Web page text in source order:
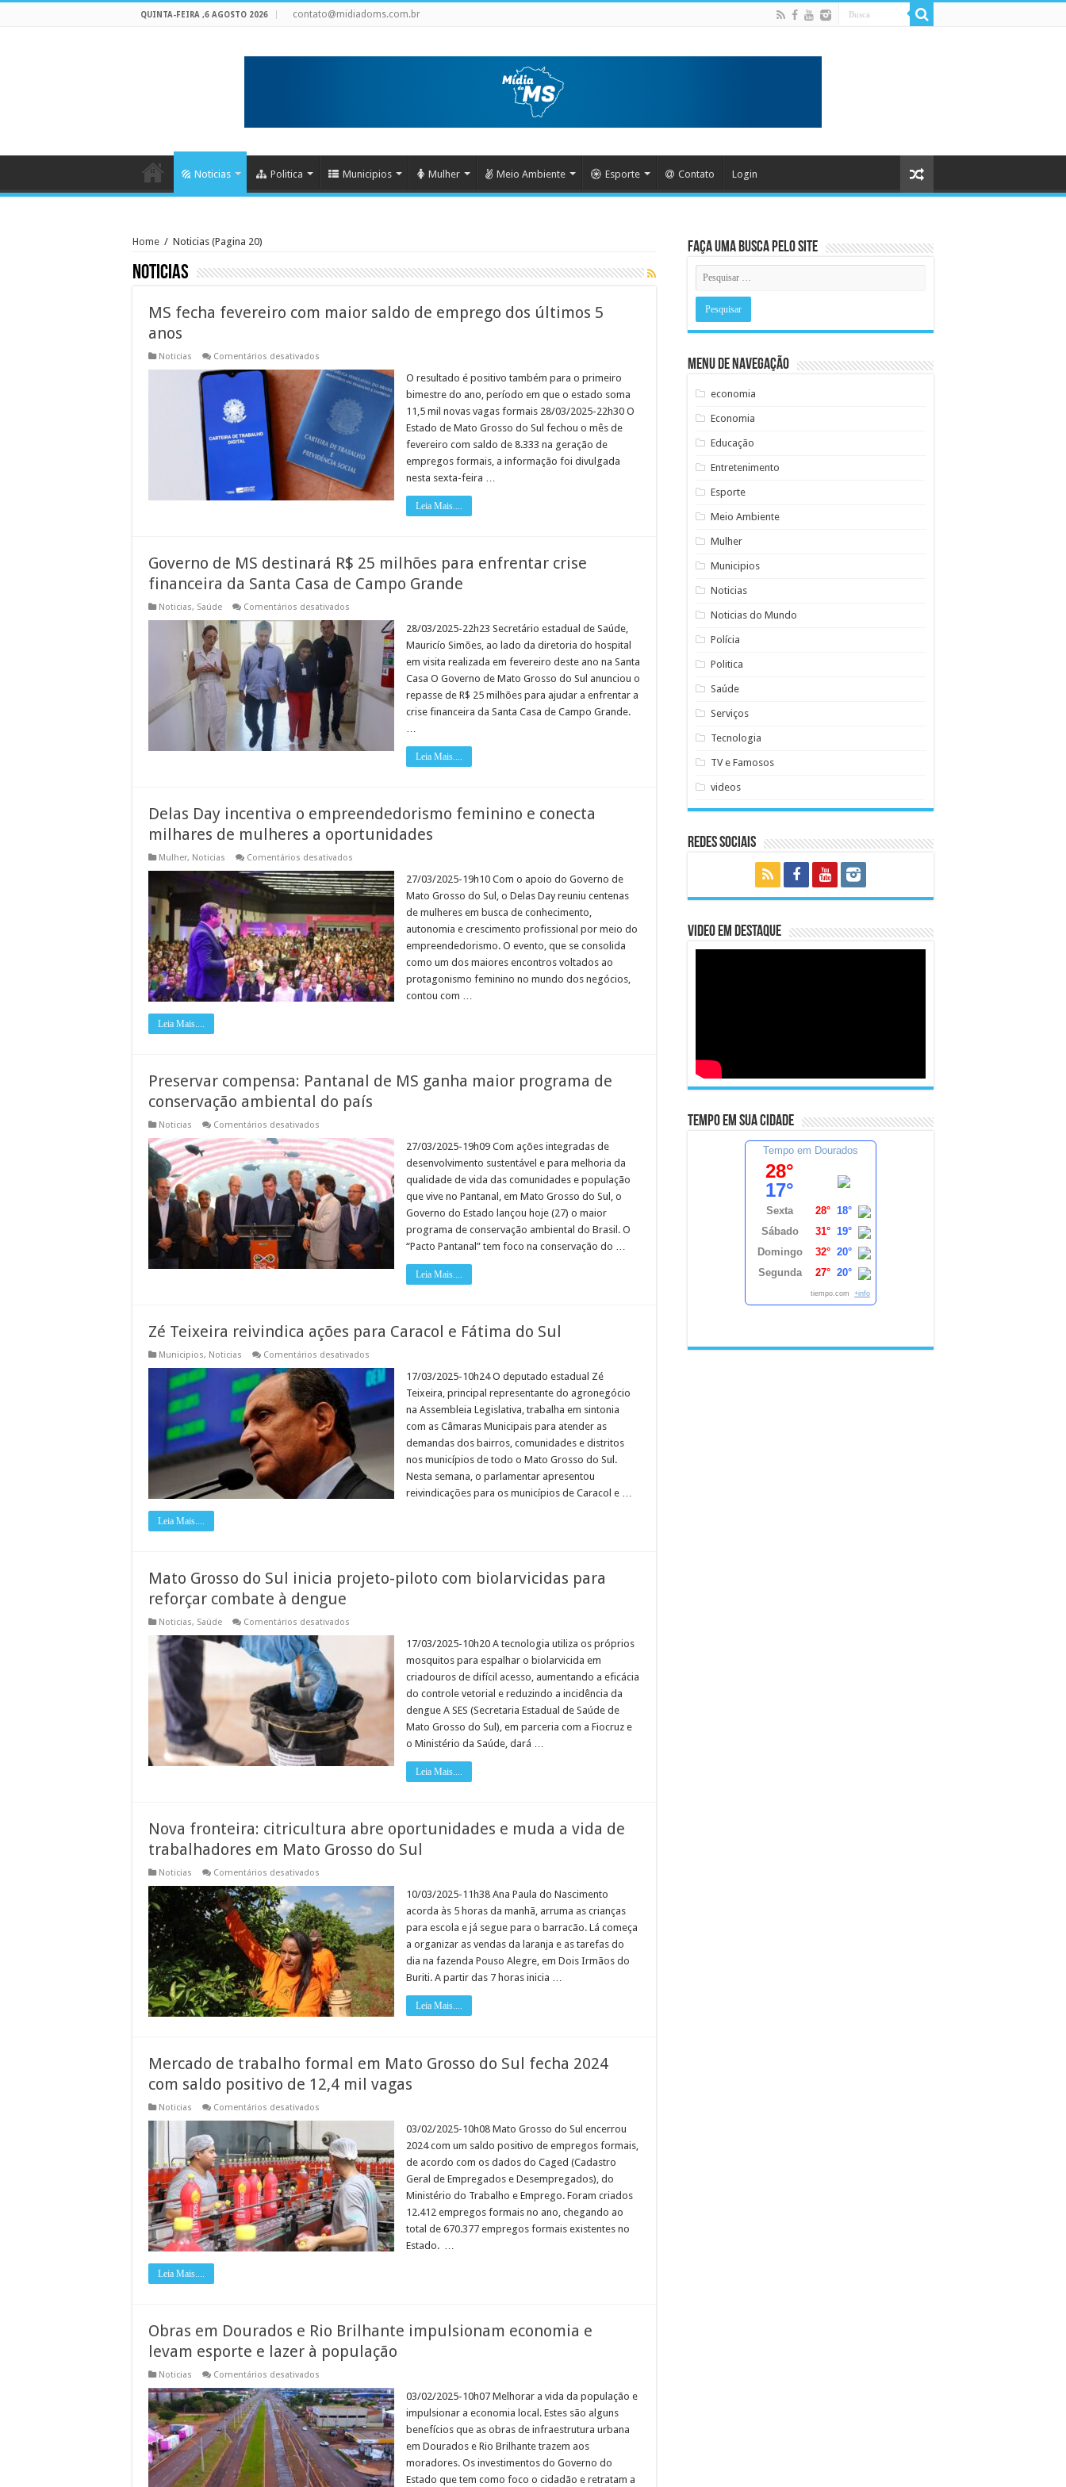
QUINTA-FEIRA ,6 AGOSTO 2026 contato@midiadoms.com.br
Noticias Politica Municipios Mulher Meio Ambiente Esporte Contato Login
Home / Noticias (Pagina 20)
Noticias
MS fecha fevereiro com maior saldo de emprego dos últimos 5
anos
Noticias Comentários desativados
fecha
fevereiro
maior
saldo
de
emprego
dos
últimos
5
anos
O resultado é positivo também para o primeiro
bimestre do ano, período em que o estado soma
11,5 mil novas vagas formais 28/03/2025-22h30 O
Estado de Mato Grosso do Sul fechou o mês de
fevereiro com saldo de 8.333 na geração de
empregos formais, a informação foi divulgada
nesta sexta-feira …
Leia Mais....
Governo de MS destinará R$ 25 milhões para enfrentar crise
financeira da Santa Casa de Campo Grande
Noticias, Saúde Comentários desativados
destinará
R$
25
milhões
para
enfrentar
crise
financeira
da
Santa
Casa
28/03/2025-22h23 Secretário estadual de Saúde,
Mauricío Simões, ao lado da diretoria do hospital
em visita realizada em fevereiro deste ano na Santa
Casa O Governo de Mato Grosso do Sul anunciou o
repasse de R$ 25 milhões para ajudar a enfrentar a
crise financeira da Santa Casa de Campo Grande.
…
Leia Mais....
Delas Day incentiva o empreendedorismo feminino e conecta
milhares de mulheres a oportunidades
Mulher, Noticias Comentários desativados
Day
incentiva
o
empreendedorismo
feminino
e
conecta
milhares
de
mulheres
a
oportunidades
27/03/2025-19h10 Com o apoio do Governo de
Mato Grosso do Sul, o Delas Day reuniu centenas
de mulheres em busca de conhecimento,
autonomia e crescimento profissional por meio do
empreendedorismo. O evento, que se consolida
como um dos maiores encontros voltados ao
protagonismo feminino no mundo dos negócios,
contou com …
Leia Mais....
Preservar compensa: Pantanal de MS ganha maior programa de
conservação ambiental do país
Noticias Comentários desativados
compensa:
Pantanal
de
MS
ganha
maior
programa
de
conservação
ambiental
país
27/03/2025-19h09 Com ações integradas de
desenvolvimento sustentável e para melhoria da
qualidade de vida das comunidades e população
que vive no Pantanal, em Mato Grosso do Sul, o
Governo do Estado lançou hoje (27) o maior
programa de conservação ambiental do Brasil. O
“Pacto Pantanal” tem foco na conservação do …
Leia Mais....
Zé Teixeira reivindica ações para Caracol e Fátima do Sul
Municipios, Noticias Comentários desativados
Teixeira
reivindica
ações
para
Caracol
e
Sul
17/03/2025-10h24 O deputado estadual Zé
Teixeira, principal representante do agronegócio
na Assembleia Legislativa, trabalha em sintonia
com as Câmaras Municipais para atender as
demandas dos bairros, comunidades e distritos
nos municípios de todo o Mato Grosso do Sul.
Nesta semana, o parlamentar apresentou
reivindicações para os municípios de Caracol e …
Leia Mais....
Mato Grosso do Sul inicia projeto-piloto com biolarvicidas para
reforçar combate à dengue
Noticias, Saúde Comentários desativados
inicia
piloto
com
biolarvicidas
para
reforçar
à
dengue
17/03/2025-10h20 A tecnologia utiliza os próprios
mosquitos para espalhar o biolarvicida em
criadouros de difícil acesso, aumentando a eficácia
do controle vetorial e reduzindo a incidência da
dengue A SES (Secretaria Estadual de Saúde de
Mato Grosso do Sul), em parceria com a Fiocruz e
o Ministério da Saúde, dará …
Leia Mais....
Nova fronteira: citricultura abre oportunidades e muda a vida de
trabalhadores em Mato Grosso do Sul
Noticias Comentários desativados
fronteira:
citricultura
abre
oportunidades
e
muda
a
vida
de
trabalhadores
em
Mato
Grosso
10/03/2025-11h38 Ana Paula do Nascimento
acorda às 5 horas da manhã, arruma as crianças
para escola e já segue para o barracão. Lá começa
a organizar as vendas da laranja e as tarefas do
dia na fazenda Pouso Alegre, em Dois Irmãos do
Buriti. A partir das 7 horas inicia …
Leia Mais....
Mercado de trabalho formal em Mato Grosso do Sul fecha 2024
com saldo positivo de 12,4 mil vagas
Noticias Comentários desativados
trabalho
formal
em
Mato
Grosso
do
Sul
fecha
2024
com
saldo
positivo
03/02/2025-10h08 Mato Grosso do Sul encerrou
2024 com um saldo positivo de empregos formais,
de acordo com os dados do Caged (Cadastro
Geral de Empregados e Desempregados), do
Ministério do Trabalho e Emprego. Foram criados
12.412 empregos formais no ano, chegando ao
total de 670.377 empregos formais existentes no
Estado. …
Leia Mais....
Obras em Dourados e Rio Brilhante impulsionam economia e
levam esporte e lazer à população
Noticias Comentários desativados
em
Dourados
e
Rio
Brilhante
impulsionam
economia
e
levam
03/02/2025-10h07 Melhorar a vida da população e
impulsionar a economia local. Estes são alguns
benefícios que as obras de infraestrutura urbana
em Dourados e Rio Brilhante trazem aos
moradores. Os investimentos do Governo do
Estado que tem como foco o cidadão e retratam a
Faça uma busca pelo Site
Menu de Navegação
economia
Economia
Educação
Entretenimento
Esporte
Meio Ambiente
Mulher
Municipios
Noticias
Noticias do Mundo
Polícia
Politica
Saúde
Serviços
Tecnologia
TV e Famosos
videos
Redes Sociais
Video em Destaque
Tempo em sua cidade
Tempo em Dourados
28°
17°
Sexta 28° 18°
Sábado
31° 19°
Domingo
32° 20°
Segunda
27° 20°
tiempo.com +info